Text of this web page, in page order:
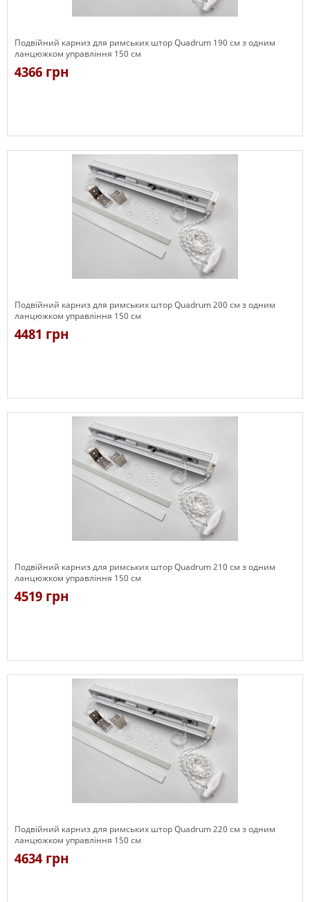
Подвійний карниз для римських штор Quadrum 190 см з одним
ланцюжком управління 150 см
4366 грн
Подвійний карниз для римських штор Quadrum 200 см з одним
ланцюжком управління 150 см
4481 грн
Подвійний карниз для римських штор Quadrum 210 см з одним
ланцюжком управління 150 см
4519 грн
Подвійний карниз для римських штор Quadrum 220 см з одним
ланцюжком управління 150 см
4634 грн